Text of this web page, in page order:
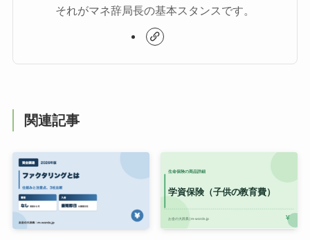
それがマネ辞局長の基本スタンスです。
関連記事